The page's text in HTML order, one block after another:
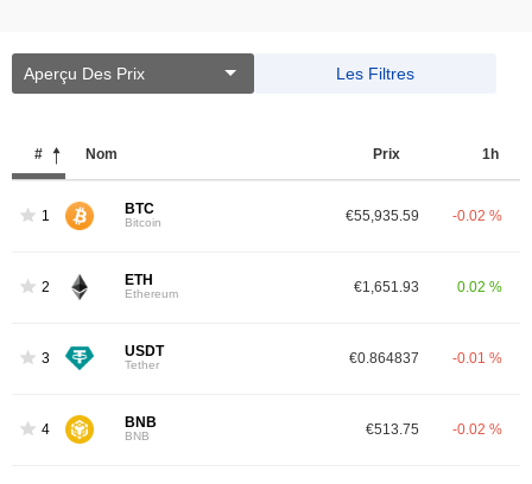
Aperçu Des Prix Les Filtres
# Nom Prix ​​ 1h
1 BTC
Bitcoin €55,935.59 -0.02 %
2 ETH
Ethereum €1,651.93 0.02 %
3 USDT
Tether €0.864837 -0.01 %
4 BNB
BNB €513.75 -0.02 %